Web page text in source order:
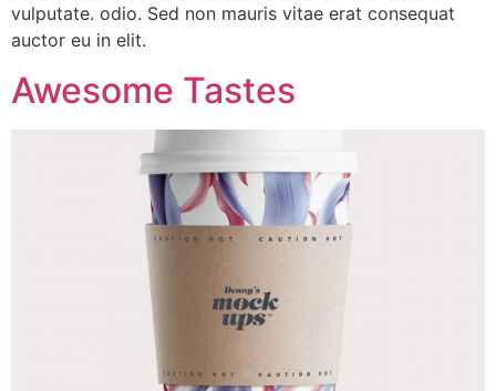
vulputate. odio. Sed non mauris vitae erat consequat
auctor eu in elit.
Awesome Tastes